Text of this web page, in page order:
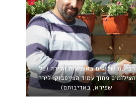
רכישת שתילים באצמעות הלירה (כל
הצילומים מתוך עמוד הפייסבוק: לירה
שפירא, באדיבותם)